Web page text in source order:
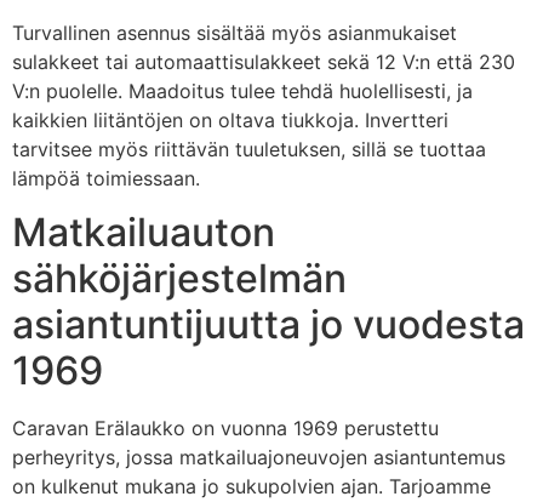
Turvallinen asennus sisältää myös asianmukaiset
sulakkeet tai automaattisulakkeet sekä 12 V:n että 230
V:n puolelle. Maadoitus tulee tehdä huolellisesti, ja
kaikkien liitäntöjen on oltava tiukkoja. Invertteri
tarvitsee myös riittävän tuuletuksen, sillä se tuottaa
lämpöä toimiessaan.
Matkailuauton
sähköjärjestelmän
asiantuntijuutta jo vuodesta
1969
Caravan Erälaukko on vuonna 1969 perustettu
perheyritys, jossa matkailuajoneuvojen asiantuntemus
on kulkenut mukana jo sukupolvien ajan. Tarjoamme